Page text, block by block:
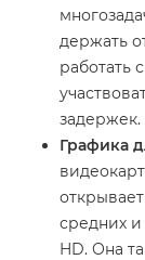
держать
работать
задержек.
Графика
средних
HD. Она